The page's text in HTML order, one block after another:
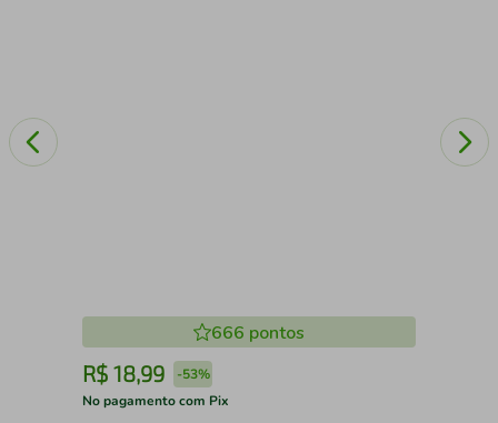
666 pontos
R$ 18,99 -53%
No pagamento com Pix